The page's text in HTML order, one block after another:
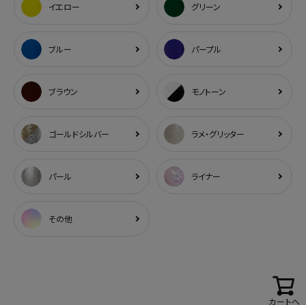
イエロー グリーン
ブルー パープル
ブラウン モノトーン
ゴールドシルバー ラメ・グリッター
パール ライナー
その他
カートへ